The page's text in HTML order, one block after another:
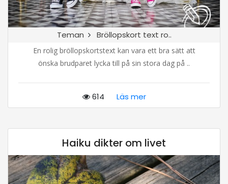
Teman Bröllopskort text ro..
En rolig bröllopskortstext kan vara ett bra sätt att
önska brudparet lycka till på sin stora dag på ..
614 Läs mer
Haiku dikter om livet